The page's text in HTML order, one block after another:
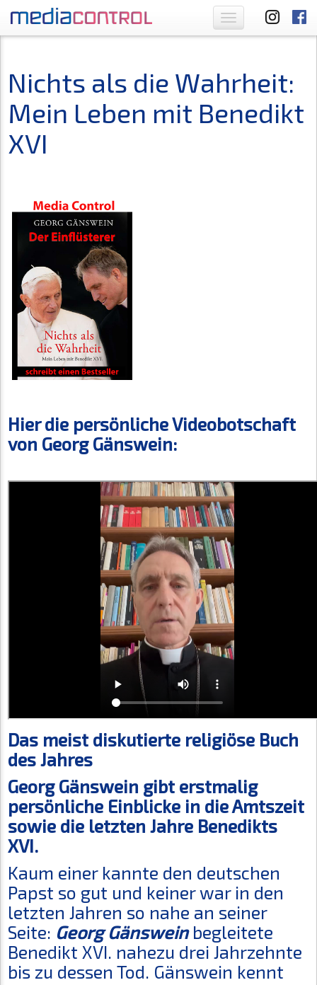
Toggle
navigation
Nichts als die Wahrheit:
Mein Leben mit Benedikt
XVI
Hier die persönliche Videobotschaft
von Georg Gänswein:
Das meist diskutierte religiöse Buch
des Jahres
Georg Gänswein gibt erstmalig
persönliche Einblicke in die Amtszeit
sowie die letzten Jahre Benedikts
XVI.
Kaum einer kannte den deutschen
Papst so gut und keiner war in den
letzten Jahren so nahe an seiner
Seite: Georg Gänsweinbegleitete
Benedikt XVI. nahezu drei Jahrzehnte
bis zu dessen Tod. Gänswein kennt